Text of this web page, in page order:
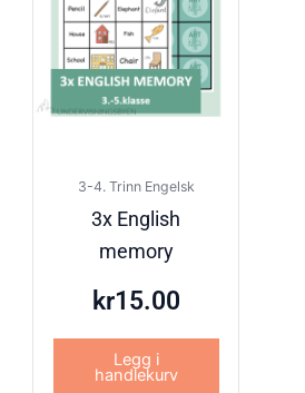
3-4. Trinn Engelsk
3x English
memory
kr15.00
Legg i
handlekurv